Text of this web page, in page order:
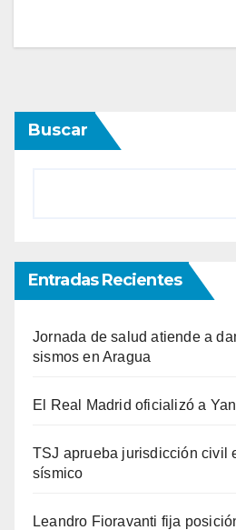
Buscar
Entradas Recientes
Jornada de salud atiende a
sismos en Aragua
El Real Madrid oficializó a
TSJ aprueba jurisdicción civil
sísmico
Leandro Fioravanti fija